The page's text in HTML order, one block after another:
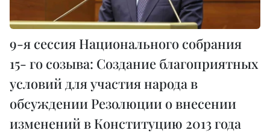
9-я сессия Национального собрания
15- го созыва: Создание благоприятных
условий для участия народа в
обсуждении Резолюции о внесении
изменений в Конституцию 2013 года